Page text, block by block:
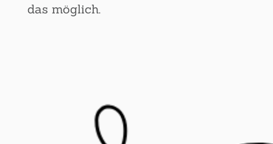
das mög­lich.